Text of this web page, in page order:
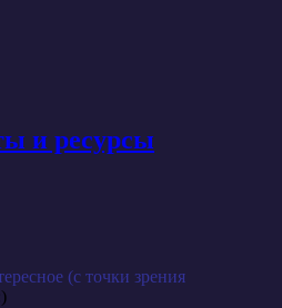
и ресурсы
(с точки зрения